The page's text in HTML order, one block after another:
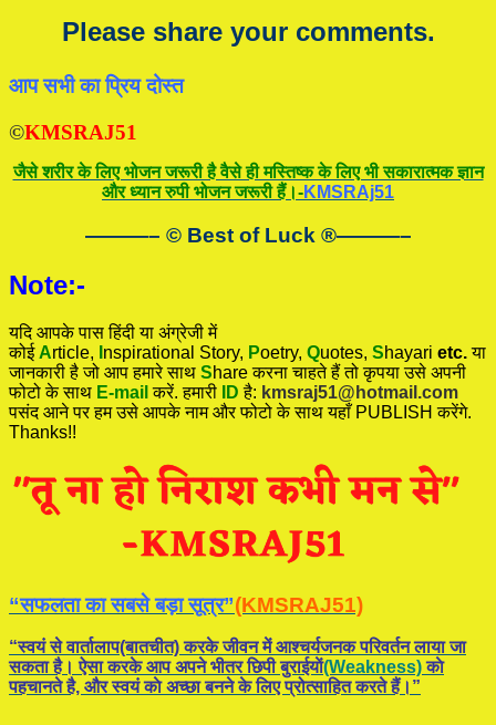
Please share your comments.
आप सभी का प्रिय दोस्त
©KMSRAJ51
जैसे शरीर के लिए भोजन जरूरी है वैसे ही मस्तिष्क के लिए भी सकारात्मक ज्ञान
और ध्यान रुपी भोजन जरूरी हैं।-KMSRAj51
———– © Best of Luck ®———–
Note:-
यदि आपके पास हिंदी या अंग्रेजी में
कोईArticle, nspirational Story, Poetry, Quotes, Shayari etc.या
जानकारी है जो आप हमारे साथ Share करना चाहते हैं तो कृपया उसे अपनी
फोटो के साथ E-mail करें. हमारी IDहै: kmsraj51@hotmail.com
पसंद आने पर हम उसे आपके नाम और फोटो के साथ यहाँ PUBLISH करेंगे.
Thanks!!
“सफलता का सबसे बड़ा सूत्र”(KMSRAJ51)
“स्वयं से वार्तालाप(बातचीत) करके जीवन में आश्चर्यजनक परिवर्तन लाया जा
सकता है। ऐसा करके आप अपने भीतर छिपी बुराईयाें(Weakness)काे
पहचानते है, और स्वयं काे अच्छा बनने के लिए प्रोत्साहित करते हैं।”